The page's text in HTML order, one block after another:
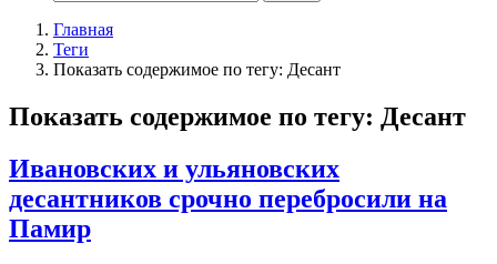
Главная
Теги
Показать содержимое по тегу: Десант
Показать содержимое по тегу: Десант
Ивановских и ульяновских
десантников срочно перебросили на
Памир